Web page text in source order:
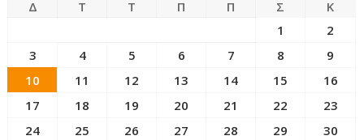
Δ Τ Τ Π Π Σ
Κ
1
2
3
4 5 6 7 8
9
10
11 12 13 14 15
16
17
18 19 20 21 22
23
24
25 26 27 28 29
30